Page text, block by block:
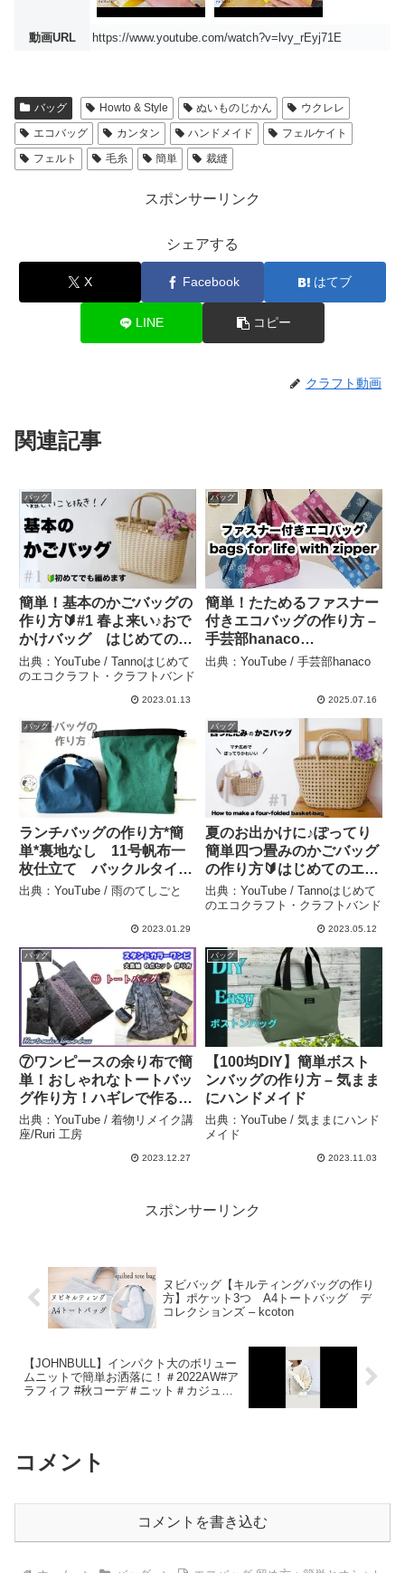
動画URL https://www.youtube.com/watch?v=lvy_rEyj71E
バッグ Howto & Style ぬいものじかん
ウクレレ
エコバッグ
カンタン ハンドメイド
フェルケイト
フェルト
毛糸 簡単 裁縫
スポンサーリンク
シェアする
X Facebook はてブ
LINE コピー
クラフト動画
関連記事
バッグ
簡単！基本のかごバッグの
作り方🔰#1 春よ来い♪おで
かけバッグ はじめてのエ
コクラフト・クラフトバン
ド – Tannoはじめてのエコ
クラフト・クラフトバンド
出典：YouTube / Tannoはじめて
のエコクラフト・クラフトバンド
2023.01.13
バッグ
簡単！たためるファスナー
付きエコバッグの作り方 –
手芸部hanaco
[handicraft]
出典：YouTube / 手芸部hanaco
2025.07.16
バッグ
ランチバッグの作り方*簡
単*裏地なし 11号帆布一
枚仕立て バックルタイプ
– 雨のてしごと
出典：YouTube / 雨のてしごと
2023.01.29
バッグ
夏のお出かけに♪ぽってり
簡単四つ畳みのかごバッグ
の作り方🔰はじめてのエコ
クラフト・クラフトバン
ド #1 – Tannoはじめての
エコクラフト・クラフトバ
出典：YouTube / Tannoはじめて
のエコクラフト・クラフトバンド
2023.05.12
バッグ
⑦ワンピースの余り布で簡
単！おしゃれなトートバッ
グ作り方！ハギレで作る小
物のアイデア集！【着物リ
メイク講座】129 – 着物リ
メイク講座/Ruri 工房
出典：YouTube / 着物リメイク講
座/Ruri 工房
2023.12.27
バッグ
【100均DIY】簡単ボスト
ンバッグの作り方 – 気まま
にハンドメイド
出典：YouTube / 気ままにハンド
メイド
2023.11.03
スポンサーリンク
ヌビバッグ【キルティングバッグの作り
方】ポケット3つ A4トートバッグ デ
コレクションズ – kcoton
【JOHNBULL】インパクト大のボリュー
ムニットで簡単お洒落に！＃2022AW#ア
ラフィフ #秋コーデ＃ニット＃カジュア
コメント
コメントを書き込む